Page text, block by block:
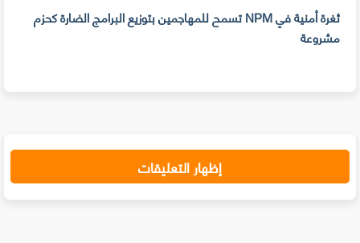
ثغرة أمنية في NPM تسمح للمهاجمين بتوزيع البرامج الضارة كحزم
مشروعة
إظهار التعليقات